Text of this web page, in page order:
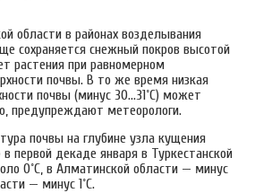
области в районах возделывания
сохраняется снежный покров высотой
растения при равномерном
почвы. В то же время низкая
почвы (минус 30…31˚С) может
предупреждают метеорологи.
почвы на глубине узла кущения
первой декаде января в Туркестанской
0˚С, в Алматинской области — минус
— минус 1˚С.